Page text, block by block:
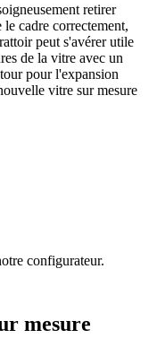
retirer
cadre correctement,
peut s'avérer utile
de la vitre avec un
pour l'expansion
vitre sur mesure
configurateur.
mesure